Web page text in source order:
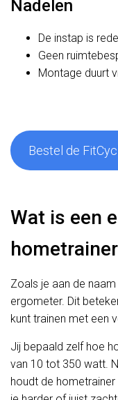
Nadelen
De instap is
Geen
Montage duurt
Bestel de
Wat is een
Zoals je aan de
ergometer. Dit
kunt trainen met een
Jij bepaald zelf hoe
van 10 tot 350 watt.
houdt de